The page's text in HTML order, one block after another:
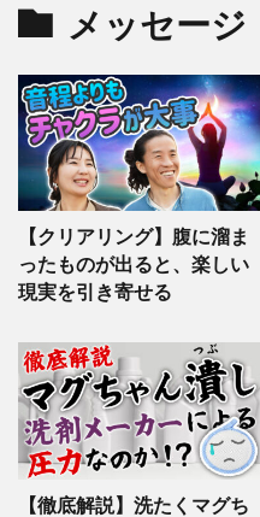
メッセージ
【クリアリング】腹に溜ま
ったものが出ると、楽しい
現実を引き寄せる
【徹底解説】洗たくマグち